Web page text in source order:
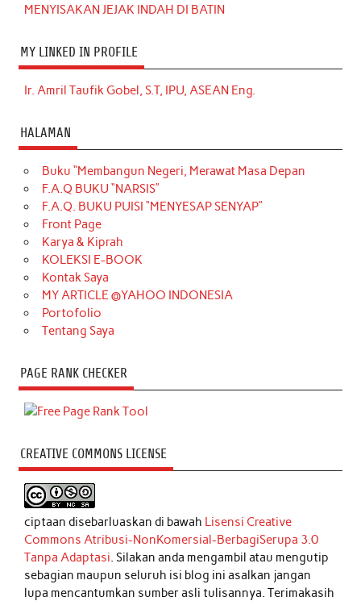
MENYISAKAN JEJAK INDAH DI BATIN
MY LINKED IN PROFILE
Ir. Amril Taufik Gobel, S.T, IPU, ASEAN Eng.
HALAMAN
Buku “Membangun Negeri, Merawat Masa Depan
F.A.Q BUKU “NARSIS”
F.A.Q. BUKU PUISI “MENYESAP SENYAP”
Front Page
Karya & Kiprah
KOLEKSI E-BOOK
Kontak Saya
MY ARTICLE @YAHOO INDONESIA
Portofolio
Tentang Saya
PAGE RANK CHECKER
CREATIVE COMMONS LICENSE
ciptaan disebarluaskan di bawah Lisensi Creative
Commons Atribusi-NonKomersial-BerbagiSerupa 3.0
Tanpa Adaptasi. Silakan anda mengambil atau mengutip
sebagian maupun seluruh isi blog ini asalkan jangan
lupa mencantumkan sumber asli tulisannya. Terimakasih